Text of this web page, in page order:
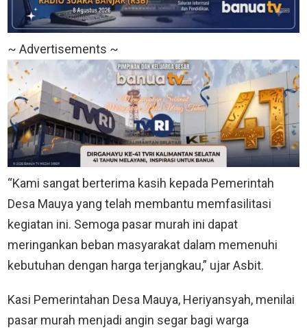
~ Advertisements ~
“Kami sangat berterima kasih kepada Pemerintah
Desa Mauya yang telah membantu memfasilitasi
kegiatan ini. Semoga pasar murah ini dapat
meringankan beban masyarakat dalam memenuhi
kebutuhan dengan harga terjangkau,” ujar Asbit.
Kasi Pemerintahan Desa Mauya, Heriyansyah, menilai
pasar murah menjadi angin segar bagi warga